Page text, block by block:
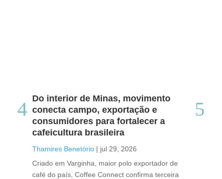
Do interior de Minas, movimento
conecta campo, exportação e
consumidores para fortalecer a
cafeicultura brasileira
Thamires Benetório | jul 29, 2026
Criado em Varginha, maior polo exportador de
café do país, Coffee Connect confirma terceira